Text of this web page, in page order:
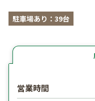
駐車場あり：39台
営業時間